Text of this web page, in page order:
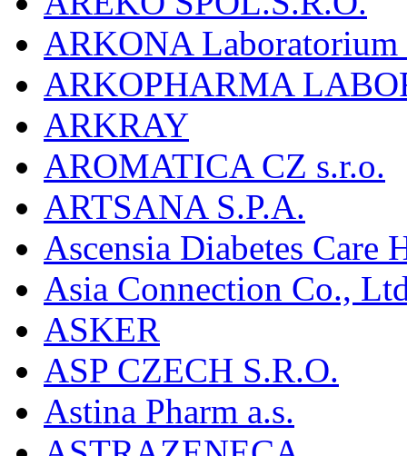
ARKONA
ARKOPHARMA
ARKRAY
AROMATICA CZ s.r.o.
ARTSANA S.P.A.
Ascensia Diabetes Care
Asia Connection Co.,
ASKER
ASP CZECH S.R.O.
Astina Pharm a.s.